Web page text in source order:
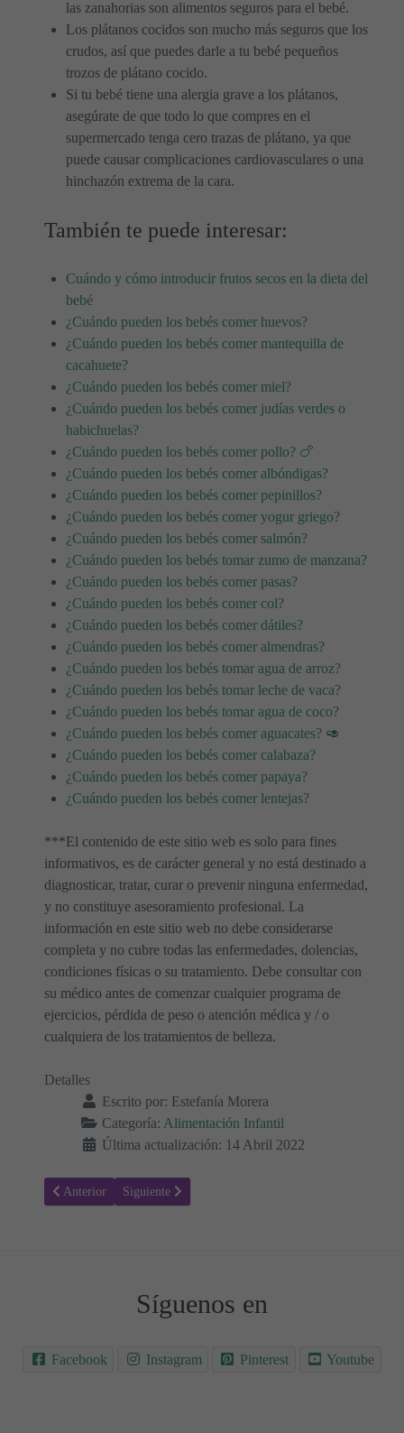
las zanahorias son alimentos seguros para el bebé.
Los plátanos cocidos son mucho más seguros que los
crudos, así que puedes darle a tu bebé pequeños
trozos de plátano cocido.
Si tu bebé tiene una alergia grave a los plátanos,
asegúrate de que todo lo que compres en el
supermercado tenga cero trazas de plátano, ya que
puede causar complicaciones cardiovasculares o una
hinchazón extrema de la cara.
También te puede interesar:
Cuándo y cómo introducir frutos secos en la dieta del
bebé
¿Cuándo pueden los bebés comer huevos?
¿Cuándo pueden los bebés comer mantequilla de
cacahuete?
¿Cuándo pueden los bebés comer miel?
¿Cuándo pueden los bebés comer judías verdes o
habichuelas?
¿Cuándo pueden los bebés comer pollo? 🍗
¿Cuándo pueden los bebés comer albóndigas?
¿Cuándo pueden los bebés comer pepinillos?
¿Cuándo pueden los bebés comer yogur griego?
¿Cuándo pueden los bebés comer salmón?
¿Cuándo pueden los bebés tomar zumo de manzana?
¿Cuándo pueden los bebés comer pasas?
¿Cuándo pueden los bebés comer col?
¿Cuándo pueden los bebés comer dátiles?
¿Cuándo pueden los bebés comer almendras?
¿Cuándo pueden los bebés tomar agua de arroz?
¿Cuándo pueden los bebés tomar leche de vaca?
¿Cuándo pueden los bebés tomar agua de coco?
¿Cuándo pueden los bebés comer aguacates? 🥑
¿Cuándo pueden los bebés comer calabaza?
¿Cuándo pueden los bebés comer papaya?
¿Cuándo pueden los bebés comer lentejas?
***El contenido de este sitio web es solo para fines
informativos, es de carácter general y no está destinado a
diagnosticar, tratar, curar o prevenir ninguna enfermedad,
y no constituye asesoramiento profesional. La
información en este sitio web no debe considerarse
completa y no cubre todas las enfermedades, dolencias,
condiciones físicas o su tratamiento. Debe consultar con
su médico antes de comenzar cualquier programa de
ejercicios, pérdida de peso o atención médica y / o
cualquiera de los tratamientos de belleza.
Detalles
Escrito por: Estefanía Morera
Categoría: Alimentación Infantil
Última actualización: 14 Abril 2022
Artículo anterior: ¿Cuándo pueden los bebés comer limón? 🍋
Anterior Artículo siguiente: ¿Cuándo pueden los bebés comer
Siguiente
Síguenos en
Facebook Instagram Pinterest Youtube